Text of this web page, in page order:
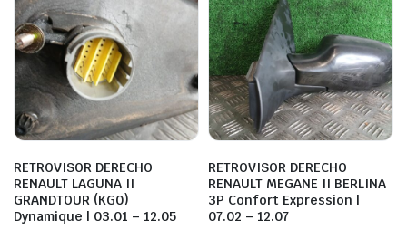
RETROVISOR DERECHO
RENAULT LAGUNA II
GRANDTOUR (KG0)
Dynamique | 03.01 – 12.05
RETROVISOR DERECHO
RENAULT MEGANE II BERLINA
3P Confort Expression |
07.02 – 12.07